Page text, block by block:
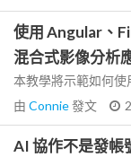
使用 Angular、
混合式影像分析
本教學將示範如何使
由 Connie發文
AI 協作不是發帳